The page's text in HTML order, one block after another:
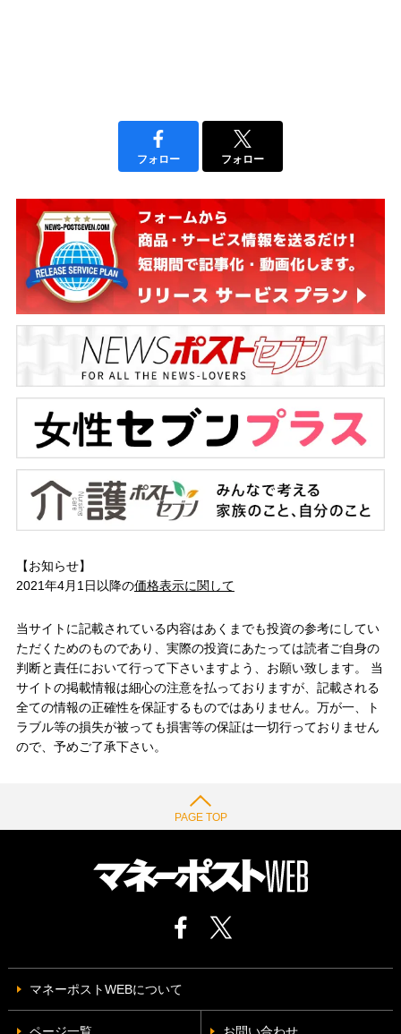
フォロー フォロー
【お知らせ】
2021年4月1日以降の価格表示に関して
当サイトに記載されている内容はあくまでも投資の参考にしてい
ただくためのものであり、実際の投資にあたっては読者ご自身の
判断と責任において行って下さいますよう、お願い致します。 当
サイトの掲載情報は細心の注意を払っておりますが、記載される
全ての情報の正確性を保証するものではありません。万が一、ト
ラブル等の損失が被っても損害等の保証は一切行っておりません
ので、予めご了承下さい。
PAGE TOP
マネーポストWEBについて